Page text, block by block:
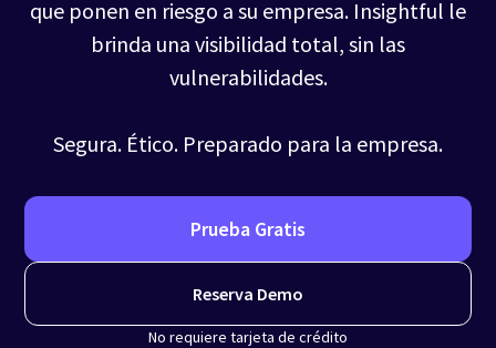
que ponen en riesgo a su empresa. Insightful le
brinda una visibilidad total, sin las
vulnerabilidades.
Segura. Ético. Preparado para la empresa.
Prueba Gratis
Reserva Demo
No requiere tarjeta de crédito